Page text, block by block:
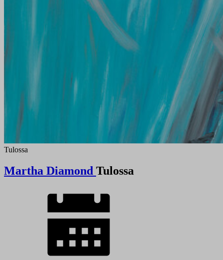
Tulossa
Martha Diamond Tulossa